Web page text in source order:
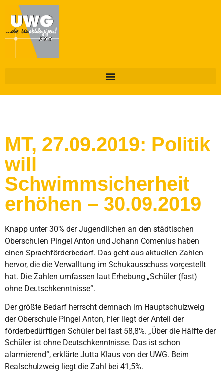
MT, 27.09.2019: Politik
will
Schwimmsicherheit
erhöhen – 30.09.2019
Knapp unter 30% der Jugendlichen an den städtischen
Oberschulen Pingel Anton und Johann Comenius haben
einen Sprachförderbedarf. Das geht aus aktuellen Zahlen
hervor, die die Verwalltung im Schukausschuss vorgestellt
hat. Die Zahlen umfassen laut Erhebung „Schüler (fast)
ohne Deutschkenntnisse“.
Der größte Bedarf herrscht demnach im Hauptschulzweig
der Oberschule Pingel Anton, hier liegt der Anteil der
förderbedürftigen Schüler bei fast 58,8%. „Über die Hälfte der
Schüler ist ohne Deutschkenntnisse. Das ist schon
alarmierend“, erklärte Jutta Klaus von der UWG. Beim
Realschulzweig liegt die Zahl bei 41,5%.